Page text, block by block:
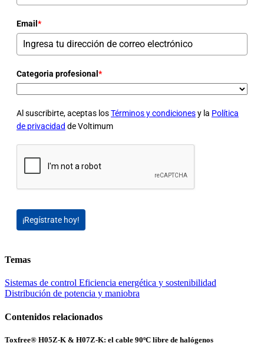
Email *
Categoria profesional *
Al suscribirte, aceptas losTérminos y condicionesy la Política
de privacidad de Voltimum
¡Regístrate hoy!
Temas
Sistemas de control Eficiencia energética y sostenibilidad
Distribución de potencia y maniobra
Contenidos relacionados
Toxfree® H05Z-K & H07Z-K: el cable 90ºC libre de halógenos